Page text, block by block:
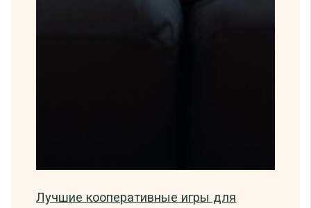
Лучшие кооперативные игры для